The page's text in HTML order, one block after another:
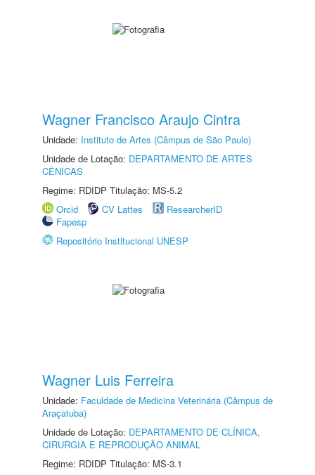
Wagner Francisco Araujo Cintra
Unidade: Instituto de Artes (Câmpus de São Paulo)
Unidade de Lotação: DEPARTAMENTO DE ARTES
CÊNICAS
Regime: RDIDP Titulação: MS-5.2
Orcid
CV Lattes
ResearcherID
Fapesp
Repositório Institucional UNESP
Wagner Luis Ferreira
Unidade: Faculdade de Medicina Veterinária (Câmpus de
Araçatuba)
Unidade de Lotação: DEPARTAMENTO DE CLÍNICA,
CIRURGIA E REPRODUÇÃO ANIMAL
Regime: RDIDP Titulação: MS-3.1